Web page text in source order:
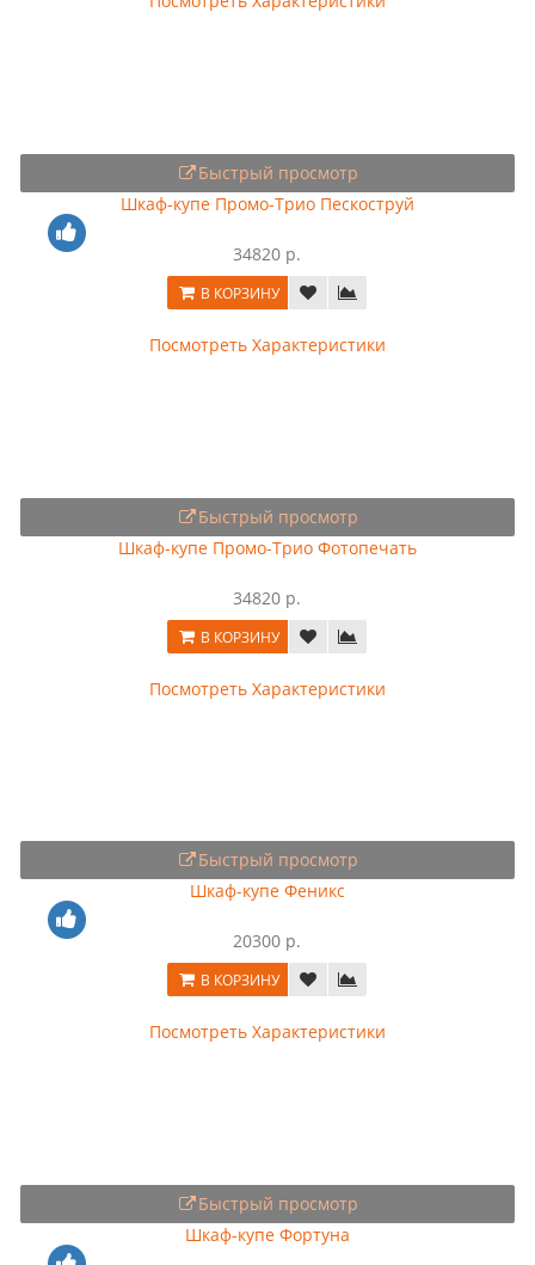
Быстрый просмотр
Шкаф-купе Промо-Трио Пескоструй
34820 р.
В КОРЗИНУ
Посмотреть Характеристики
Быстрый просмотр
Шкаф-купе Промо-Трио Фотопечать
34820 р.
В КОРЗИНУ
Посмотреть Характеристики
Быстрый просмотр
Шкаф-купе Феникс
20300 р.
В КОРЗИНУ
Посмотреть Характеристики
Быстрый просмотр
Шкаф-купе Фортуна